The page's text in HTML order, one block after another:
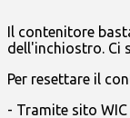
Il contenitore
dell'inchiostro. Ci
Per resettare il
- Tramite sito